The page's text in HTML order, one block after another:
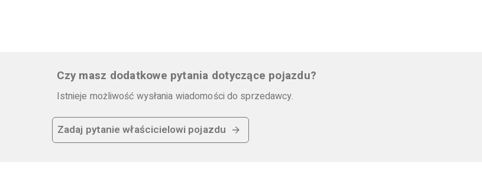
Czy masz dodatkowe pytania dotyczące pojazdu?
Istnieje możliwość wysłania wiadomości do sprzedawcy.
Zadaj pytanie właścicielowi pojazdu